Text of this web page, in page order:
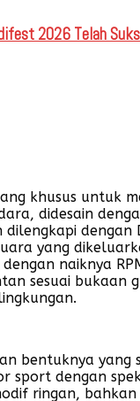
2026 Telah
khusus untuk
didesain
dilengkapi dengan
yang
naiknya
sesuai bukaan
bentuknya
sport dengan
ringan,